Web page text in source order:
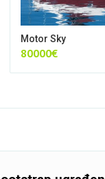
Motor Sky
80000€